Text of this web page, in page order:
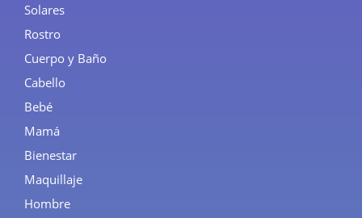
Solares
Rostro
Cuerpo y Baño
Cabello
Bebé
Mamá
Bienestar
Maquillaje
Hombre